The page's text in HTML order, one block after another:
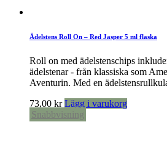
Ädelstens Roll On – Red Jasper 5 ml flaska
Roll on med ädelstenschips
ädelstenar - från klassiska som
Aventurin. Med en
73,00 kr Lägg i varukorg
Snabbvisning